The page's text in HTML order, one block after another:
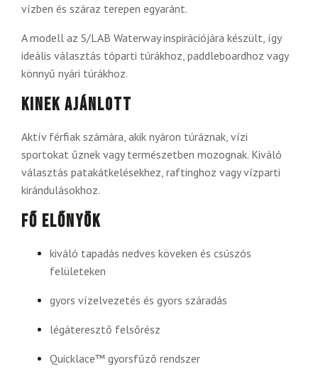
vízben és száraz terepen egyaránt.
A modell az S/LAB Waterway inspirációjára készült, így
ideális választás tóparti túrákhoz, paddleboardhoz vagy
könnyű nyári túrákhoz.
Kinek ajánlott
Aktív férfiak számára, akik nyáron túráznak, vízi
sportokat űznek vagy természetben mozognak. Kiváló
választás patakátkelésekhez, raftinghoz vagy vízparti
kirándulásokhoz.
Fő előnyök
kiváló tapadás nedves köveken és csúszós
felületeken
gyors vízelvezetés és gyors száradás
légáteresztő felsőrész
Quicklace™ gyorsfűző rendszer